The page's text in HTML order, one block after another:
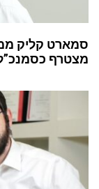
סמארט קליק
מצטרף